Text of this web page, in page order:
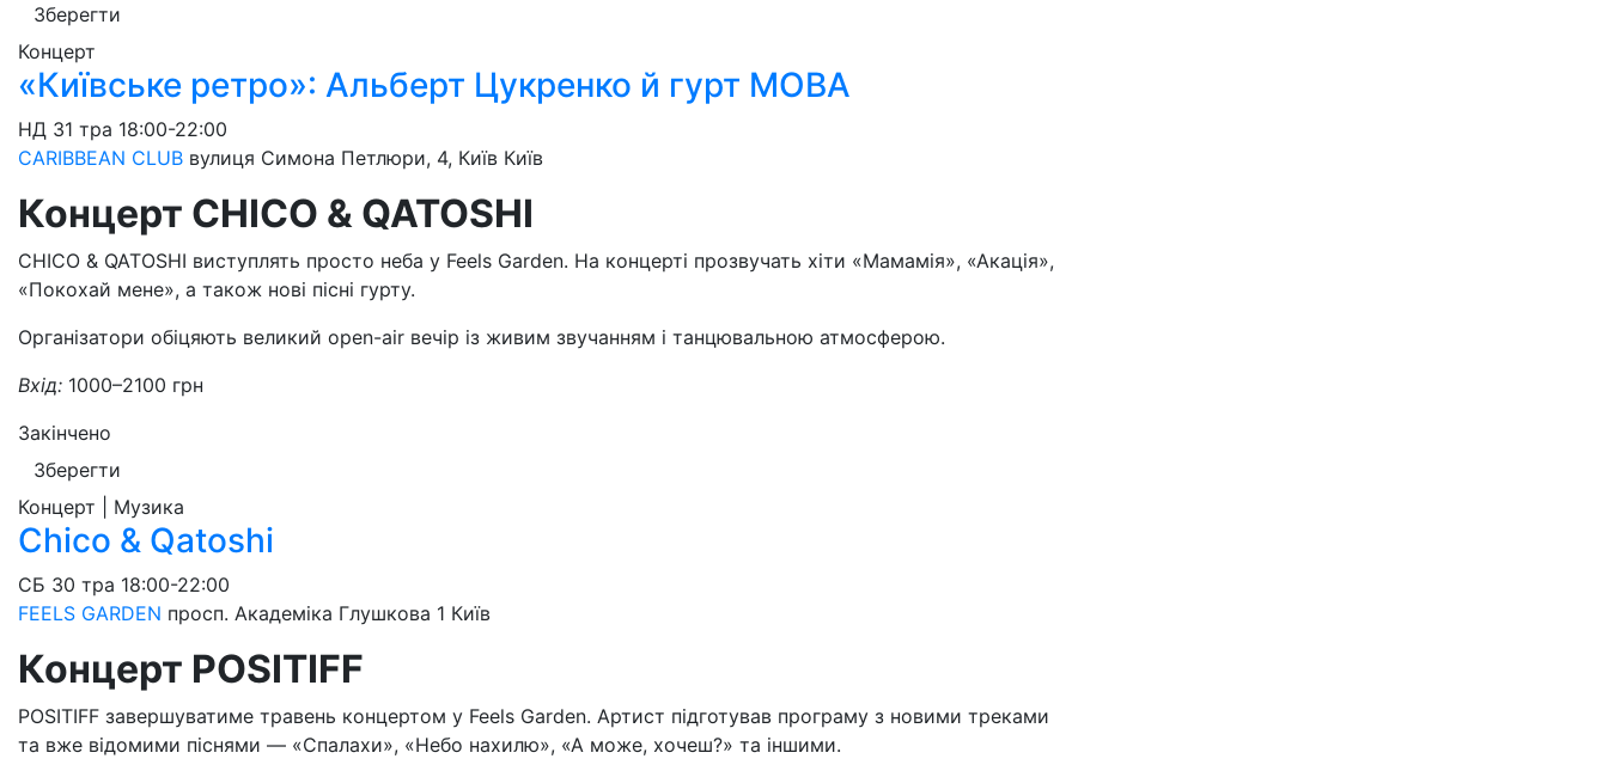
Зберегти
Концерт
«Київське ретро»: Альберт Цукренко й гурт МОВА
НД 31 тра 18:00-22:00
CARIBBEAN CLUB вулиця Симона Петлюри, 4, Київ Київ
Концерт CHICO & QATOSHI
CHICO & QATOSHI виступлять просто неба у Feels Garden. На концерті прозвучать хіти «Мамамія», «Акація»,
«Покохай мене», а також нові пісні гурту.
Організатори обіцяють великий open-air вечір із живим звучанням і танцювальною атмосферою.
Вхід: 1000–2100 грн
Закінчено
Зберегти
Концерт | Музика
Chico & Qatoshi
СБ 30 тра 18:00-22:00
FEELS GARDEN просп. Академіка Глушкова 1 Київ
Концерт POSITIFF
POSITIFF завершуватиме травень концертом у Feels Garden. Артист підготував програму з новими треками
та вже відомими піснями — «Спалахи», «Небо нахилю», «А може, хочеш?» та іншими.